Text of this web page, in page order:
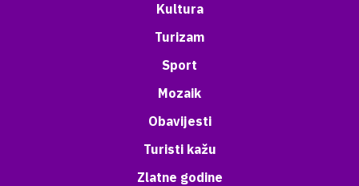
Kultura
Turizam
Sport
Mozaik
Obavijesti
Turisti kažu
Zlatne godine